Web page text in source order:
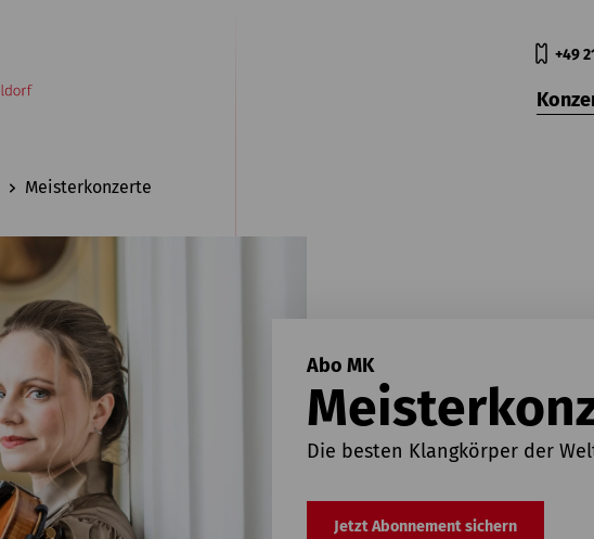
+49
Meisterkonzerte
Abo MK
Die besten Klangkörper der
Jetzt Abonnement sichern